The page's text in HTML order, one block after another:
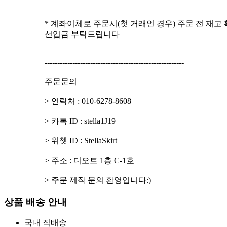
* 계좌이체로 주문시(첫 거래인 경우) 주문 전 재고
선입금 부탁드립니다
-------------------------------------------------------
주문문의
> 연락처 : 010-6278-8608
> 카톡 ID : stella1J19
> 위쳇 ID : StellaSkirt
> 주소 : 디오트 1층 C-1호
> 주문 제작 문의 환영입니다:)
상품 배송 안내
국내 직배송